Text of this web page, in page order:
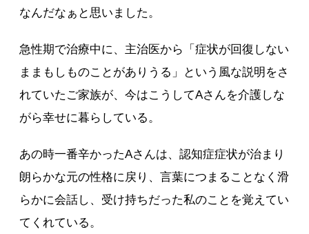
なんだなぁと思いました。
急性期で治療中に、主治医から「症状が回復しない
ままもしものことがありうる」という風な説明をさ
れていたご家族が、今はこうしてAさんを介護しな
がら幸せに暮らしている。
あの時一番辛かったAさんは、認知症症状が治まり
朗らかな元の性格に戻り、言葉につまることなく滑
らかに会話し、受け持ちだった私のことを覚えてい
てくれている。